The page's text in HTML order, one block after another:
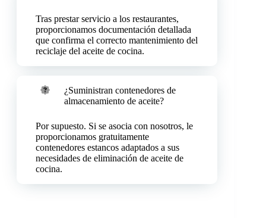
Tras prestar servicio a los restaurantes,
proporcionamos documentación detallada
que confirma el correcto mantenimiento del
reciclaje del aceite de cocina.
¿Suministran contenedores de
almacenamiento de aceite?
Por supuesto. Si se asocia con nosotros, le
proporcionamos gratuitamente
contenedores estancos adaptados a sus
necesidades de eliminación de aceite de
cocina.